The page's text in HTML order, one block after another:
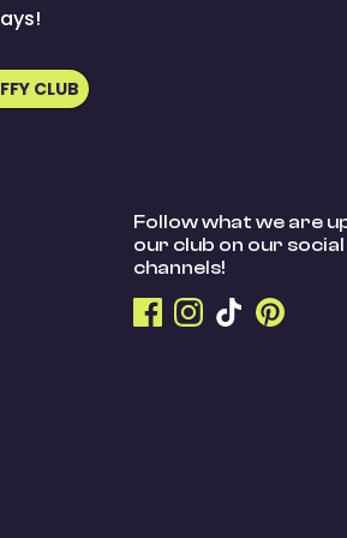
CLUB
Follow what we are
our club on our
channels!